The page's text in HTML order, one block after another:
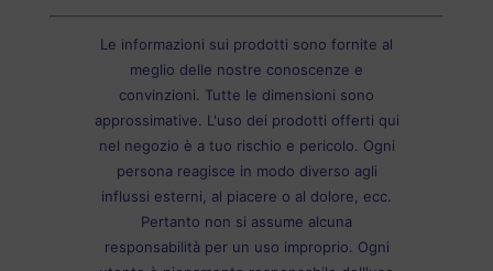
Le informazioni sui prodotti sono fornite al
meglio delle nostre conoscenze e
convinzioni. Tutte le dimensioni sono
approssimative. L'uso dei prodotti offerti qui
nel negozio è a tuo rischio e pericolo. Ogni
persona reagisce in modo diverso agli
influssi esterni, al piacere o al dolore, ecc.
Pertanto non si assume alcuna
responsabilità per un uso improprio. Ogni